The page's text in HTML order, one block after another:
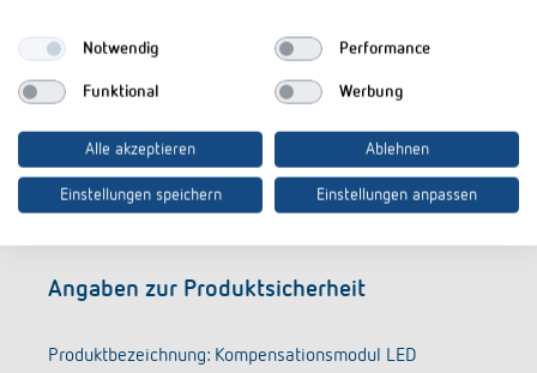
Für die Rückgabe von Elektro-Altgeräten klicken Sie
bittehier.
Angaben zur Produktsicherheit
Produktbezeichnung: Kompensationsmodul LED
Notwendig Performance
Funktional Werbung
Alle akzeptieren Ablehnen
Einstellungen speichern Einstellungen anpassen